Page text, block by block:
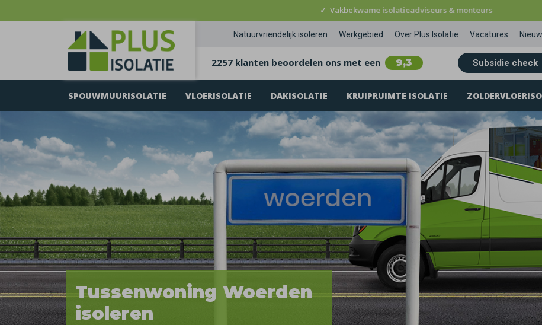
✓ Vakbekwame isolatieadviseurs & monteurs
Natuurvriendelijk isoleren Werkgebied Over Plus Isolatie Vacatures
2257 klanten beoordelen ons met een 9,3 Subsidie check
SPOUWMUURISOLATIE VLOERISOLATIE DAKISOLATIE KRUIPRUIMTE ISOLATIE
Tussenwoning Woerden
isoleren